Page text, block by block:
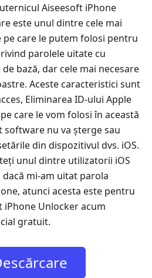
Aiseesoft iPhone
este unul dintre cele mai
care le putem folosi pentru
parolele uitate cu
bază, dar cele mai necesare
Aceste caracteristici sunt
Eliminarea ID-ului Apple
care le vom folosi în această
software nu va șterge sau
din dispozitivul dvs. iOS.
unul dintre utilizatorii iOS
mi-am uitat parola
atunci acesta este pentru
Unlocker acum
gratuit.